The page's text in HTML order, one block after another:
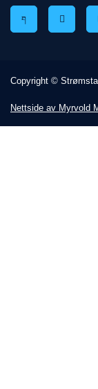
Copyright ©
Nettside av Myrvold